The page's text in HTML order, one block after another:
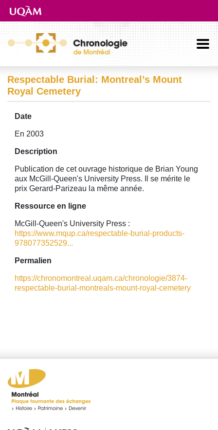
Aller directement au contenu principal
Respectable Burial: Montreal’s Mount
Royal Cemetery
Date
En 2003
Description
Publication de cet ouvrage historique de Brian Young
aux McGill-Queen's University Press. Il se mérite le
prix Gerard-Parizeau la même année.
Ressource en ligne
McGill-Queen's University Press :
https://www.mqup.ca/respectable-burial-products-
978077352529...
Permalien
https://chronomontreal.uqam.ca/chronologie/3874-
respectable-burial-montreals-mount-royal-cemetery